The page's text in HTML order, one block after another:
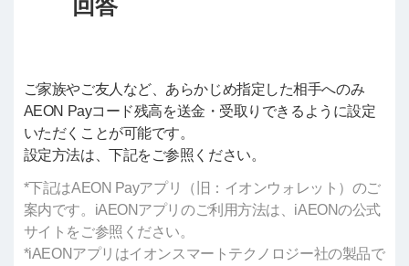
ご家族やご友人など、あらかじめ指定した相手へのみ
AEON Payコード残高を送金・受取りできるように設定
いただくことが可能です。
設定方法は、下記をご参照ください。
*下記はAEON Payアプリ（旧：イオンウォレット）のご
案内です。iAEONアプリのご利用方法は、iAEONの公式
サイトをご参照ください。
*iAEONアプリはイオンスマートテクノロジー社の製品で